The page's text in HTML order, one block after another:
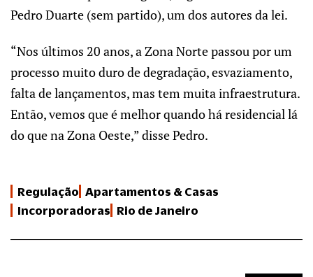
Pedro Duarte (sem partido), um dos autores da lei.
“Nos últimos 20 anos, a Zona Norte passou por um
processo muito duro de degradação, esvaziamento,
falta de lançamentos, mas tem muita infraestrutura.
Então, vemos que é melhor quando há residencial lá
do que na Zona Oeste,” disse Pedro.
Regulação Apartamentos & Casas
Incorporadoras Rio de Janeiro